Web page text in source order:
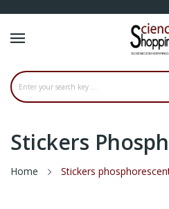
Stickers
Home Stickers